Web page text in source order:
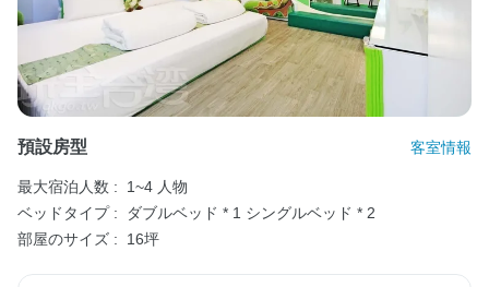
預設房型 客室情報
最大宿泊人数 :
1~4 人物
ベッドタイプ :
ダブルベッド * 1 シングルベッド * 2
部屋のサイズ :
16坪